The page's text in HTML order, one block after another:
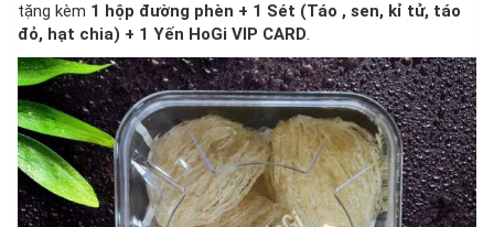
tặng kèm 1 hộp đường phèn + 1 Sét (Táo , sen, kỉ tử, táo
đỏ, hạt chia) + 1 Yến HoGi VIP CARD.